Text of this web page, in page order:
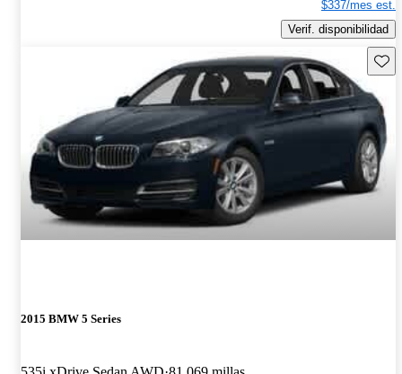
$337/mes est.
Verif. disponibilidad
2015 BMW 5 Series